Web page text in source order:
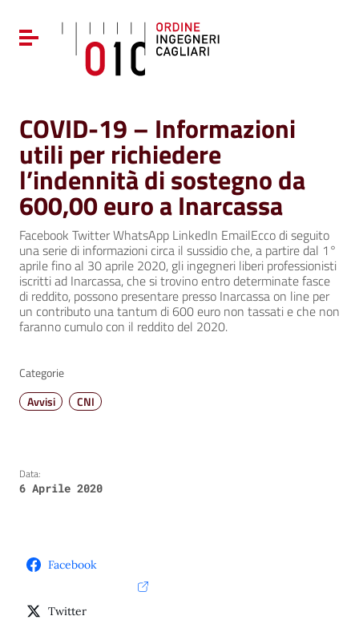
Vai al menu di navigazione
Vai al footer
Attiva / disattiva la navigazione
COVID-19 – Informazioni
utili per richiedere
l’indennità di sostegno da
600,00 euro a Inarcassa
Facebook Twitter WhatsApp LinkedIn EmailEcco di seguito
una serie di informazioni circa il sussidio che, a partire dal 1°
aprile fino al 30 aprile 2020, gli ingegneri liberi professionisti
iscritti ad Inarcassa, che si trovino entro determinate fasce
di reddito, possono presentare presso Inarcassa on line per
un contributo una tantum di 600 euro non tassati e che non
faranno cumulo con il reddito del 2020.
Categorie
Avvisi
CNI
Data:
6 Aprile 2020
Facebook
Twitter